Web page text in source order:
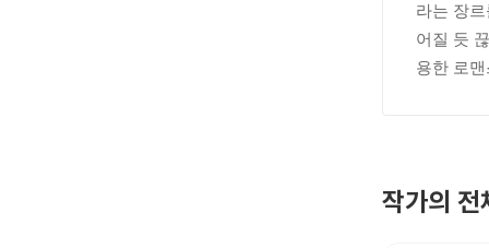
라는 장
어질 듯
용한 로
작가의 전